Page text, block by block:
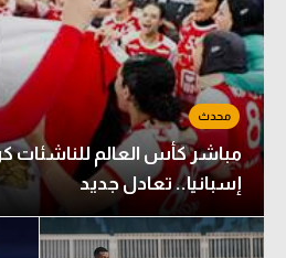
إسبانيا.. تعادل جديد